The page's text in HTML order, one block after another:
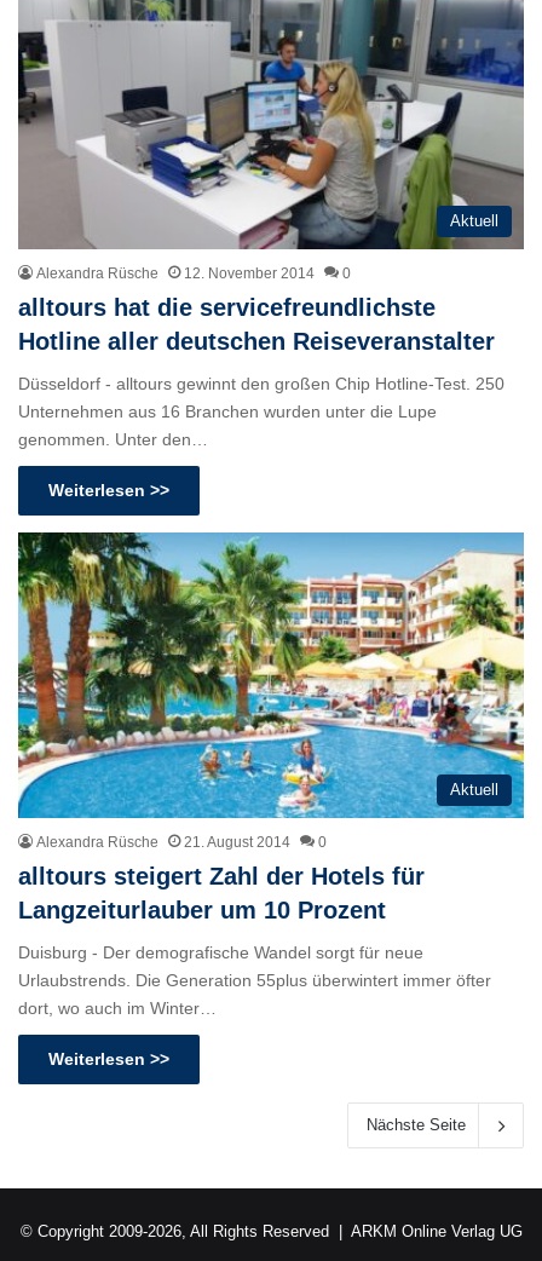
Aktuell
Alexandra Rüsche 12. November 2014 0
alltours hat die servicefreundlichste
Hotline aller deutschen Reiseveranstalter
Düsseldorf - alltours gewinnt den großen Chip Hotline-Test. 250
Unternehmen aus 16 Branchen wurden unter die Lupe
genommen. Unter den…
Weiterlesen >>
Aktuell
Alexandra Rüsche 21. August 2014 0
alltours steigert Zahl der Hotels für
Langzeiturlauber um 10 Prozent
Duisburg - Der demografische Wandel sorgt für neue
Urlaubstrends. Die Generation 55plus überwintert immer öfter
dort, wo auch im Winter…
Weiterlesen >>
Nächste Seite
© Copyright 2009-2026, All Rights Reserved | ARKM Online Verlag UG